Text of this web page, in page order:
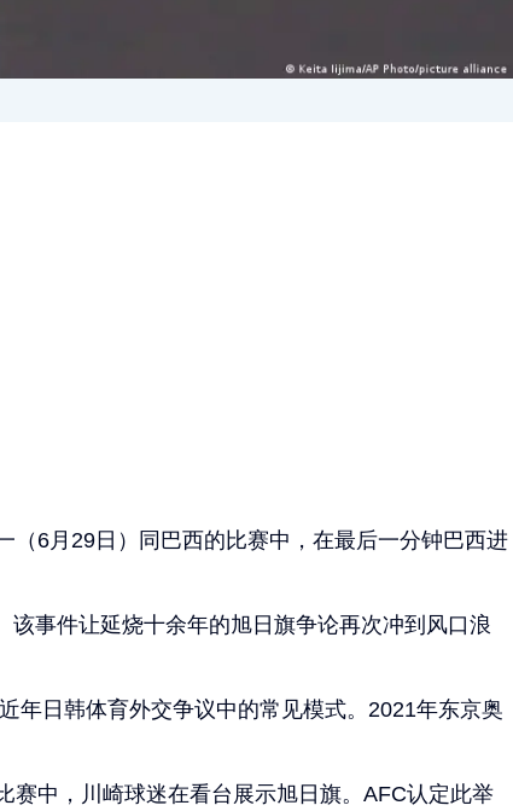
（6月29日）同巴西的比赛中，在最后一分钟巴西进
事件让延烧十余年的旭日旗争论再次冲到风口浪
年日韩体育外交争议中的常见模式。2021年东京奥
赛中，川崎球迷在看台展示旭日旗。AFC认定此举